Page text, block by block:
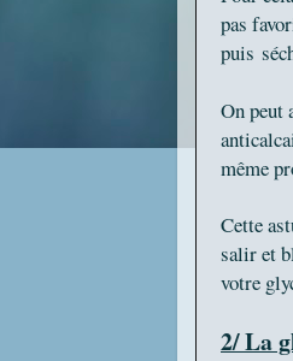
pas
puis
On peut
même
Cette
salir et
votre
2/ La